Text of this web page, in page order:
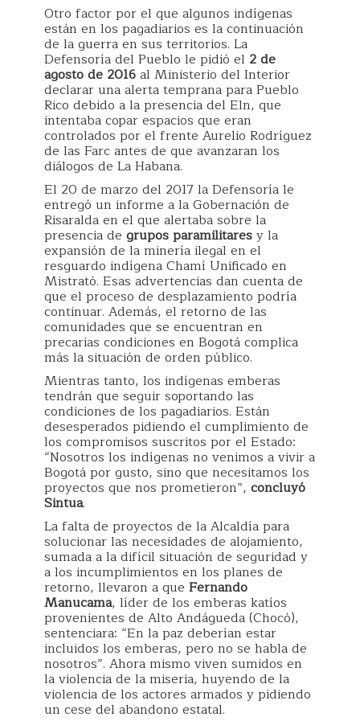
Otro factor por el que algunos indígenas
están en los pagadiarios es la continuación
de la guerra en sus territorios. La
Defensoría del Pueblo le pidió el 2 de
agosto de 2016al Ministerio del Interior
declarar una alerta temprana para Pueblo
Rico debido a la presencia del Eln, que
intentaba copar espacios que eran
controlados por el frente Aurelio Rodríguez
de las Farc antes de que avanzaran los
diálogos de La Habana.
El 20 de marzo del 2017 la Defensoría le
entregó un informe a la Gobernación de
Risaralda en el que alertaba sobre la
presencia de grupos paramilitaresy la
expansión de la minería ilegal en el
resguardo indígena Chamí Unificado en
Mistrató. Esas advertencias dan cuenta de
que el proceso de desplazamiento podría
continuar. Además, el retorno de las
comunidades que se encuentran en
precarias condiciones en Bogotá complica
más la situación de orden público.
Mientras tanto, los indígenas emberas
tendrán que seguir soportando las
condiciones de los pagadiarios. Están
desesperados pidiendo el cumplimiento de
los compromisos suscritos por el Estado:
“Nosotros los indígenas no venimos a vivir a
Bogotá por gusto, sino que necesitamos los
proyectos que nos prometieron”, concluyó
Sintua.
La falta de proyectos de la Alcaldía para
solucionar las necesidades de alojamiento,
sumada a la difícil situación de seguridad y
a los incumplimientos en los planes de
retorno, llevaron a que Fernando
Manucama, líder de los emberas katíos
provenientes de Alto Andágueda (Chocó),
sentenciara: “En la paz deberían estar
incluidos los emberas, pero no se habla de
nosotros”. Ahora mismo viven sumidos en
la violencia de la miseria, huyendo de la
violencia de los actores armados y pidiendo
un cese del abandono estatal.